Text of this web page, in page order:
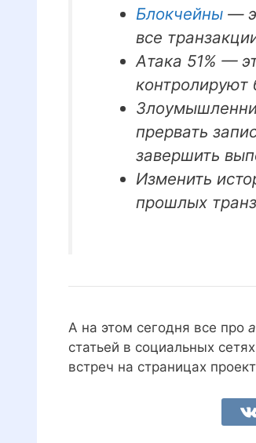
Блокчейны —
все
Атака 51% —
прервать
завершить
Изменить
прошлых
А на этом сегодня все про
статьей в социальных
встреч на страницах